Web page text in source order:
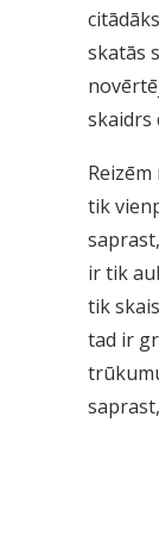
skatās
skaidrs
tik
ir tik
tik
tad ir